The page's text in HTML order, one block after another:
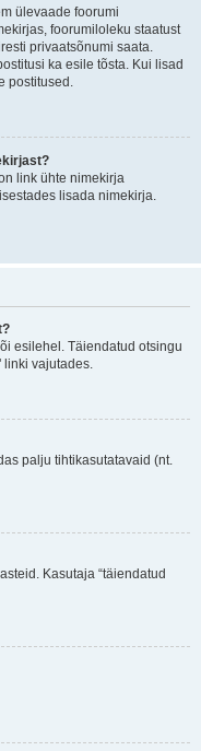
ülevaade foorumi
foorumiloleku staatust
privaatsõnumi saata.
ka esile tõsta. Kui lisad
postitused.
link ühte nimekirja
lisada nimekirja.
esilehel. Täiendatud otsingu
linki vajutades.
palju tihtikasutatavaid (nt.
Kasutaja “täiendatud